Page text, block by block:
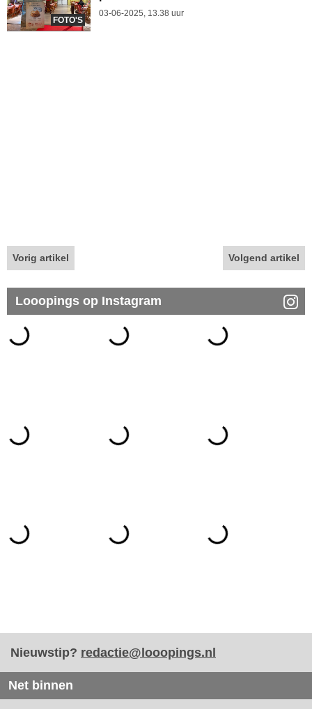
FOTO'S
03-06-2025, 13.38 uur
Vorig artikel Volgend artikel
Looopings op Instagram
Nieuwstip? redactie@looopings.nl
Net binnen